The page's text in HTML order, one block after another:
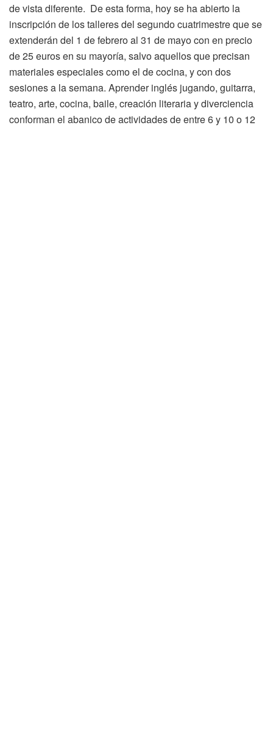
de vista diferente. De esta forma, hoy se ha abierto la
inscripción de los talleres del segundo cuatrimestre que se
extenderán del 1 de febrero al 31 de mayo con en precio
de 25 euros en su mayoría, salvo aquellos que precisan
materiales especiales como el de cocina, y con dos
sesiones a la semana. Aprender inglés jugando, guitarra,
teatro, arte, cocina, baile, creación literaria y diverciencia
conforman el abanico de actividades de entre 6 y 10 o 12